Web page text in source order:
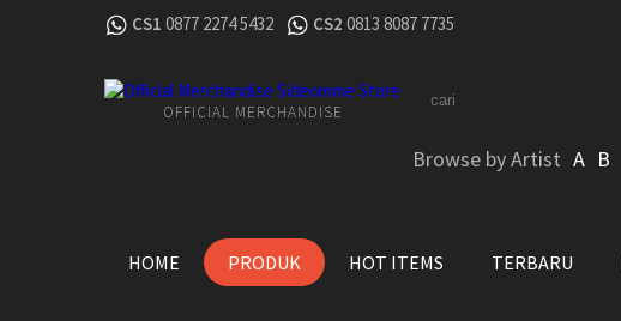
CS1 0877 2274 5432 CS2 0813 8087 7735
OFFICIAL MERCHANDISE
Browse by Artist A B
HOME PRODUK HOT ITEMS TERBARU